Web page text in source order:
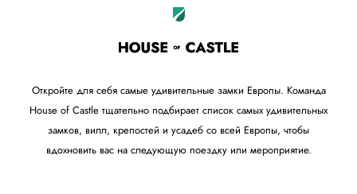
Откройте для себя самые удивительные замки Европы. Команда
House of Castle тщательно подбирает список самых удивительных
замков, вилл, крепостей и усадеб со всей Европы, чтобы
вдохновить вас на следующую поездку или мероприятие.